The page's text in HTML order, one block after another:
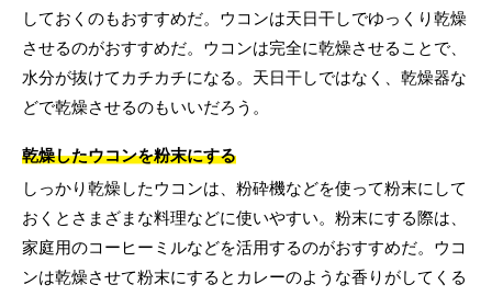
しておくのもおすすめだ。ウコンは天日干しでゆっくり乾燥
させるのがおすすめだ。ウコンは完全に乾燥させることで、
水分が抜けてカチカチになる。天日干しではなく、乾燥器な
どで乾燥させるのもいいだろう。
乾燥したウコンを粉末にする
しっかり乾燥したウコンは、粉砕機などを使って粉末にして
おくとさまざまな料理などに使いやすい。粉末にする際は、
家庭用のコーヒーミルなどを活用するのがおすすめだ。ウコ
ンは乾燥させて粉末にするとカレーのような香りがしてくる